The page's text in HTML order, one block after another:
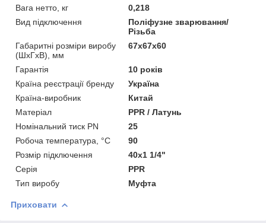
Вага нетто, кг
0,218
Вид підключення
Поліфузне зварювання/
Різьба
Габаритні розміри виробу
(ШхГхВ), мм
67х67х60
Гарантія
10 років
Країна реєстрації бренду
Україна
Країна-виробник
Китай
Матеріал
PPR / Латунь
Номінальний тиск PN
25
Робоча температура, °C
90
Розмір підключення
40x1 1/4"
Серія
PPR
Тип виробу
Муфта
Приховати